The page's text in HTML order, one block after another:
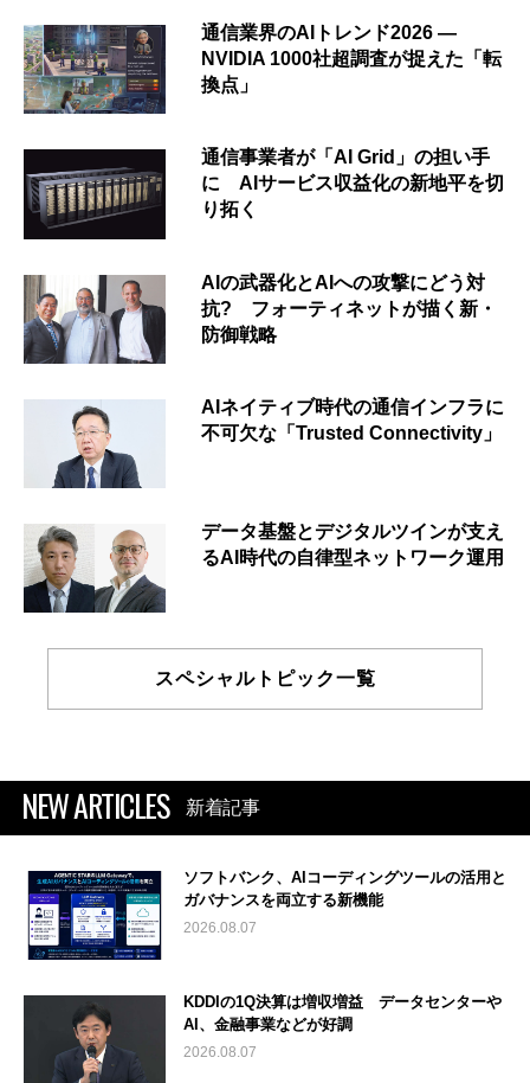
通信業界のAIトレンド2026 ―
NVIDIA 1000社超調査が捉えた「転
換点」
通信事業者が「AI Grid」の担い手
に AIサービス収益化の新地平を切
り拓く
AIの武器化とAIへの攻撃にどう対
抗? フォーティネットが描く新・
防御戦略
AIネイティブ時代の通信インフラに
不可欠な「Trusted Connectivity」
データ基盤とデジタルツインが支え
るAI時代の自律型ネットワーク運用
スペシャルトピック一覧
NEW ARTICLES 新着記事
ソフトバンク、AIコーディングツールの活用と
ガバナンスを両立する新機能
2026.08.07
KDDIの1Q決算は増収増益 データセンターや
AI、金融事業などが好調
2026.08.07